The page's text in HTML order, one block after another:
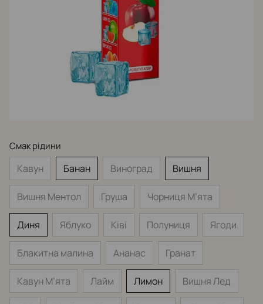
Смак рідини
Кавун Банан Виноград Вишня
Вишня Ментол Груша Чорниця М’ята
Диня Яблуко Ківі Полуниця Ягоди
Блакитна малина Ананас Гранат
Кавун М’ята Лайм Лимон Вишня Лед